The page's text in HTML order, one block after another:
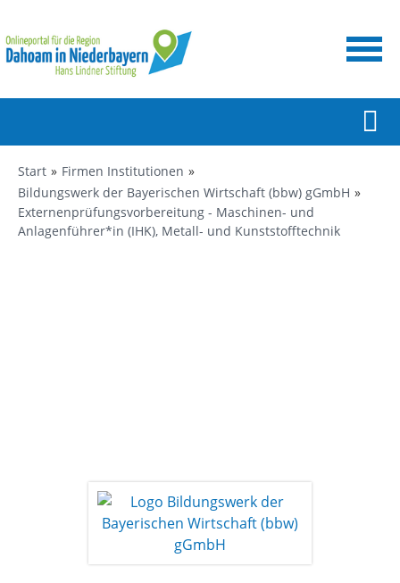
Start
Firmen Institutionen
Bildungswerk der Bayerischen Wirtschaft (bbw) gGmbH
Externenprüfungsvorbereitung - Maschinen- und
Anlagenführer*in (IHK), Metall- und Kunststofftechnik